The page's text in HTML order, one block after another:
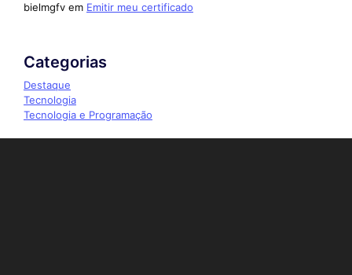
bielmgfv em Emitir meu certificado
Categorias
Destaque
Tecnologia
Tecnologia e Programação